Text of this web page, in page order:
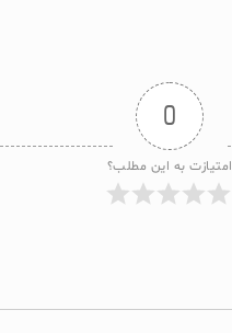
0
امتیازت به این مطلب؟